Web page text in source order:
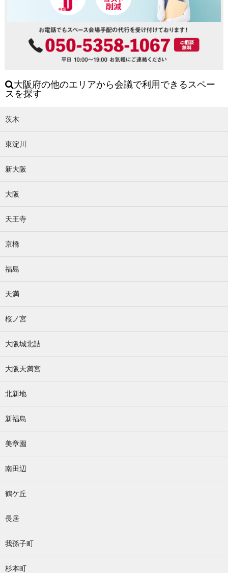
大阪府の他のエリアから会議で利用できるスペー
スを探す
茨木
東淀川
新大阪
大阪
天王寺
京橋
福島
天満
桜ノ宮
大阪城北詰
大阪天満宮
北新地
新福島
美章園
南田辺
鶴ケ丘
長居
我孫子町
杉本町